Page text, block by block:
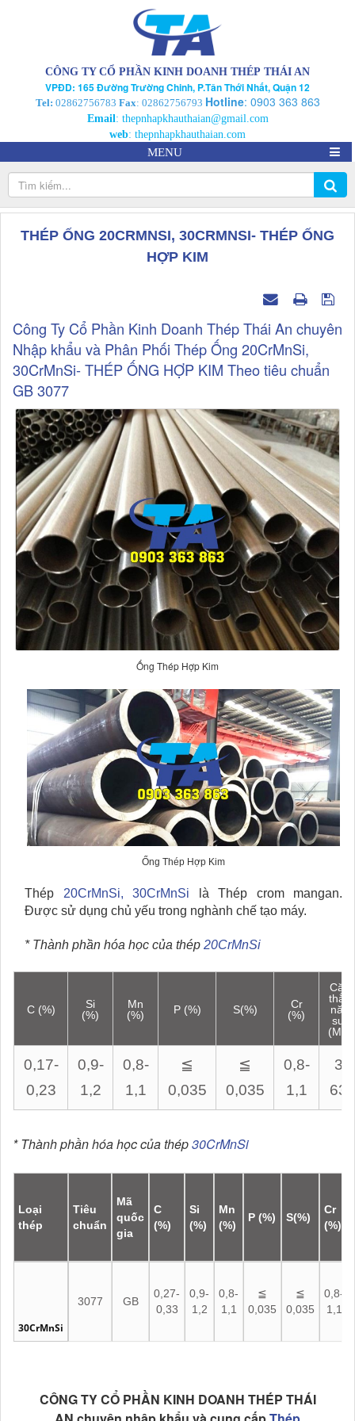
CÔNG TY CỔ PHẦN KINH DOANH THÉP THÁI AN
VPĐD: 165 Đường Trường Chinh, P.Tân Thới Nhất, Quận 12
Tel: 02862756783 Fax: 02862756793 Hotline: 0903 363 863
Email: thepnhapkhauthaian@gmail.com
web: thepnhapkhauthaian.com
MENU
THÉP ỐNG 20CRMNSI, 30CRMNSI- THÉP ỐNG
HỢP KIM
Công Ty Cổ Phần Kinh Doanh Thép Thái An chuyên
Nhập khẩu và Phân Phối Thép Ống 20CrMnSi,
30CrMnSi- THÉP ỐNG HỢP KIM Theo tiêu chuẩn
GB 3077
Ống Thép Hợp Kim
Ống Thép Hợp Kim
Thép 20CrMnSi, 30CrMnSi
là Thép crom mangan.
Được sử dụng chủ yếu trong nghành chế tạo máy.
* Thành phần hóa học của thép 20CrMnSi
C (%)
Si
(%)
Mn
(%)
P (%) S(%)
Cr
(%)
năng
suất
0,17-
0,23
0,9-
1,2
0,8-
1,1
≦
0,035
≦
0,035
0,8-
1,1
35
635
* Thành phần hóa học của thép30CrMnSi
Loại
thép
Tiêu
chuẩn
Mã
quốc
gia
C
(%)
Si
(%)
Mn
(%)
P (%) S(%)
Cr
(%)
30CrMnSi
3077 GB
0,27-
0,33
0,9-
1,2
0,8-
1,1
≦
0,035
≦
0,035
0,8-
1,1
CÔNG TY CỔ PHẦN KINH DOANH THÉP THÁI